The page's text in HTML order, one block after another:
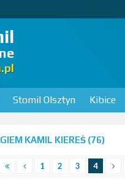
Stomil Olsztyn Kibice
KAMIL KIEREŚ (76)
1 2 3 4